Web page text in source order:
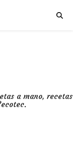
a mano, recetas